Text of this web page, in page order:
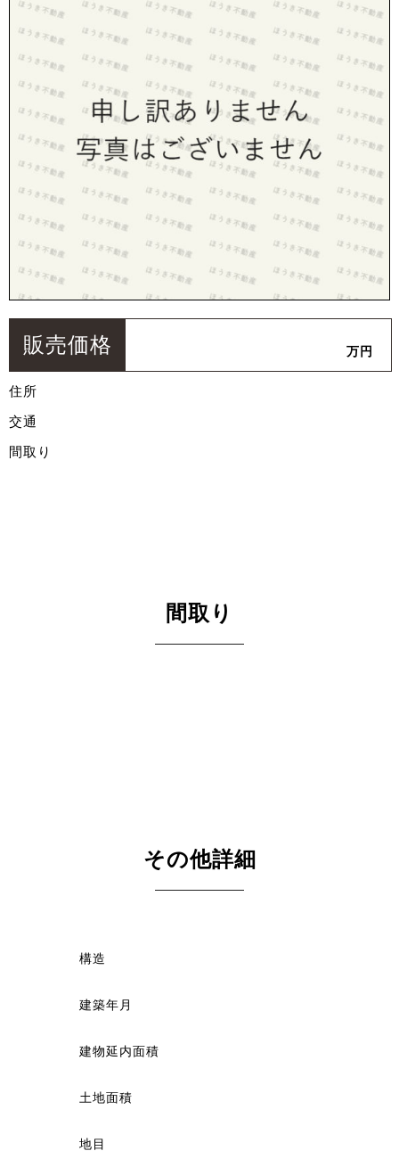
販売価格 万円
住所
交通
間取り
間取り
その他詳細
構造
建築年月
建物延内面積
土地面積
地目